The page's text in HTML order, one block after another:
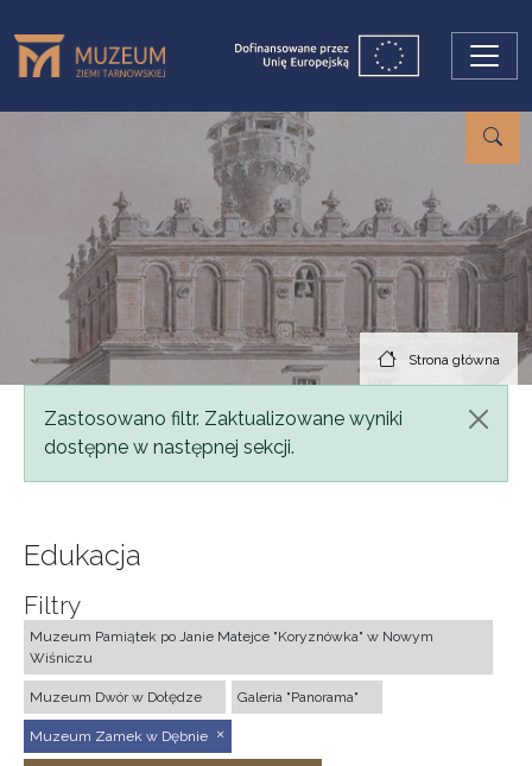
Strona główna
Komunikat
Zastosowano filtr. Zaktualizowane wyniki
dostępne w następnej sekcji.
Edukacja
Filtry
Muzeum Pamiątek po Janie Matejce "Koryznówka" w Nowym
Wiśniczu
Muzeum Dwór w Dołędze Galeria "Panorama"
Muzeum Zamek w Dębnie